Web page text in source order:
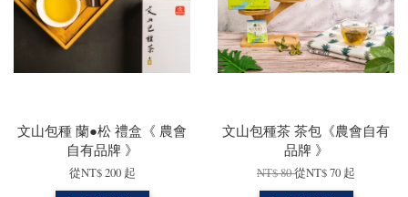
文山包種 蘭●松 禮盒《 農會
自有品牌 》
從NT$ 200 起
文山包種茶 茶包《農會自有
品牌 》
NT$ 80從NT$ 70 起